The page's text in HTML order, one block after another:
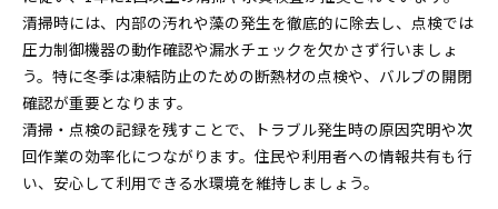
清掃時には、内部の汚れや藻の発生を徹底的に除去し、点検では
圧力制御機器の動作確認や漏水チェックを欠かさず行いましょ
う。特に冬季は凍結防止のための断熱材の点検や、バルブの開閉
確認が重要となります。
清掃・点検の記録を残すことで、トラブル発生時の原因究明や次
回作業の効率化につながります。住民や利用者への情報共有も行
い、安心して利用できる水環境を維持しましょう。